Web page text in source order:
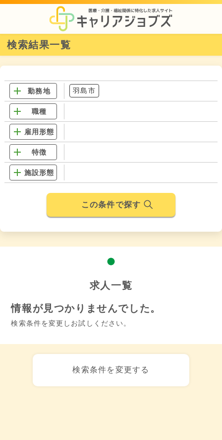
検索結果一覧
勤務地 羽島市
職種
雇用形態
特徴
施設形態
この条件で探す
求人一覧
情報が見つかりませんでした。
検索条件を変更しお試しください。
検索条件を変更する